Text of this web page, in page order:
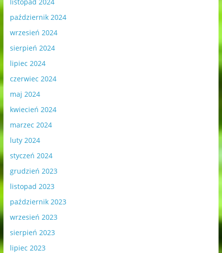
październik 2024
wrzesień 2024
sierpień 2024
lipiec 2024
czerwiec 2024
maj 2024
kwiecień 2024
marzec 2024
luty 2024
styczeń 2024
grudzień 2023
listopad 2023
październik 2023
wrzesień 2023
sierpień 2023
lipiec 2023